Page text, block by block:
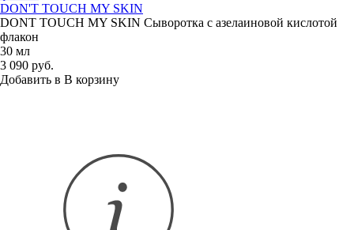
DON'T TOUCH MY SKIN
DONT TOUCH MY SKIN Сыворотка с азелаиновой кислотой
флакон
30 мл
3 090 руб.
Добавить в В корзину